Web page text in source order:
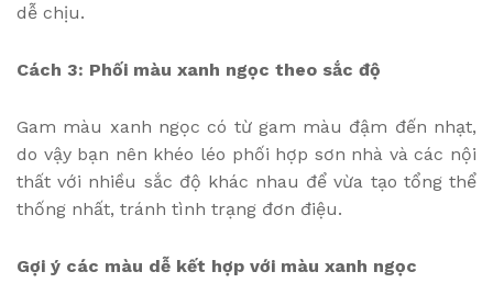
dễ chịu.
Cách 3: Phối màu xanh ngọc theo sắc độ
Gam màu xanh ngọc có từ gam màu đậm đến nhạt,
do vậy bạn nên khéo léo phối hợp sơn nhà và các nội
thất với nhiều sắc độ khác nhau để vừa tạo tổng thể
thống nhất, tránh tình trạng đơn điệu.
Gợi ý các màu dễ kết hợp với màu xanh ngọc